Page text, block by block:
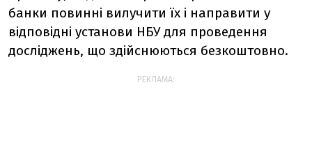
банки повинні вилучити їх і направити у
відповідні установи НБУ для проведення
досліджень, що здійснюються безкоштовно.
РЕКЛАМА: